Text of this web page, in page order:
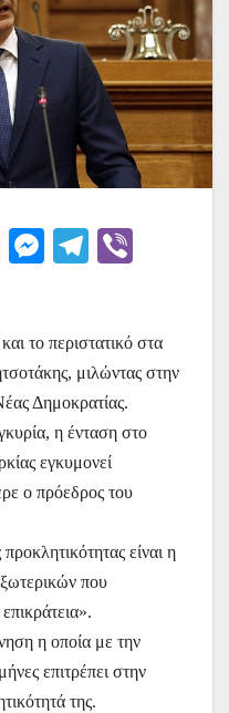
Pi
e
st
M
s
e
n
g
er
T
gr
a
m
το περιστατικό στα
μιλώντας στην
Δημοκρατίας.
η ένταση στο
εγκυμονεί
ο πρόεδρος του
είναι η
που
η οποία με την
επιτρέπει στην
της.